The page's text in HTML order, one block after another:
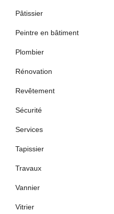
Pâtissier
Peintre en bâtiment
Plombier
Rénovation
Revêtement
Sécurité
Services
Tapissier
Travaux
Vannier
Vitrier